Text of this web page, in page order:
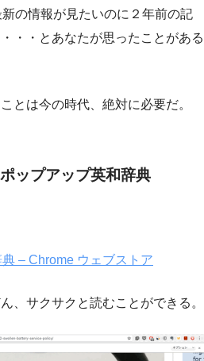
の情報が見たいのに２年前の記
・・とあなたが思ったことがある
とは今の時代、絶対に必要だ。
ップアップ英和辞典
– Chrome ウェブストア
、サクサクと読むことができる。